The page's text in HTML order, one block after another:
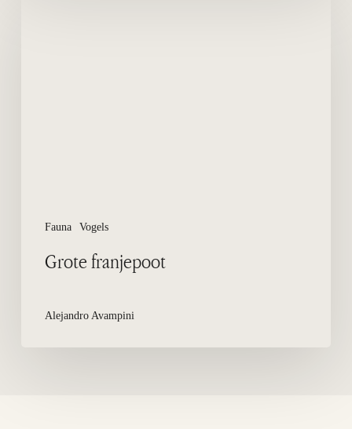
Fauna Vogels
Grote franjepoot
Alejandro Avampini